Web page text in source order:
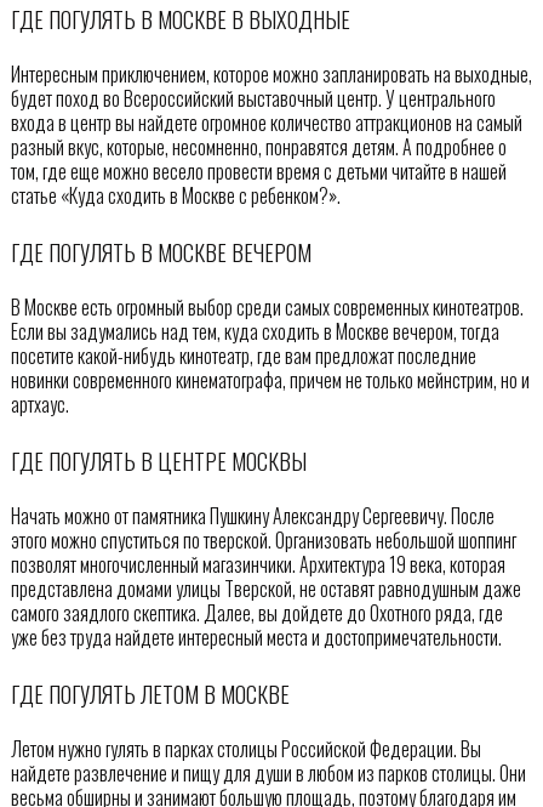
ГДЕ ПОГУЛЯТЬ В МОСКВЕ В ВЫХОДНЫЕ
Интересным приключением, которое можно запланировать на выходные,
будет поход во Всероссийский выставочный центр. У центрального
входа в центр вы найдете огромное количество аттракционов на самый
разный вкус, которые, несомненно, понравятся детям. А подробнее о
том, где еще можно весело провести время с детьми читайте в нашей
статье «Куда сходить в Москве с ребенком?».
ГДЕ ПОГУЛЯТЬ В МОСКВЕ ВЕЧЕРОМ
В Москве есть огромный выбор среди самых современных кинотеатров.
Если вы задумались над тем, куда сходить в Москве вечером, тогда
посетите какой-нибудь кинотеатр, где вам предложат последние
новинки современного кинематографа, причем не только мейнстрим, но и
артхаус.
ГДЕ ПОГУЛЯТЬ В ЦЕНТРЕ МОСКВЫ
Начать можно от памятника Пушкину Александру Сергеевичу. После
этого можно спуститься по тверской. Организовать небольшой шоппинг
позволят многочисленный магазинчики. Архитектура 19 века, которая
представлена домами улицы Тверской, не оставят равнодушным даже
самого заядлого скептика. Далее, вы дойдете до Охотного ряда, где
уже без труда найдете интересный места и достопримечательности.
ГДЕ ПОГУЛЯТЬ ЛЕТОМ В МОСКВЕ
Летом нужно гулять в парках столицы Российской Федерации. Вы
найдете развлечение и пищу для души в любом из парков столицы. Они
весьма обширны и занимают большую площадь, поэтому благодаря им